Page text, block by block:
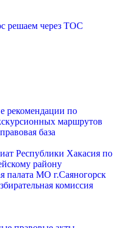
решаем через ТОС
рекомендации по
маршрутов
база
Республики Хакасия по
району
палата МО г.Саяногорск
комиссия